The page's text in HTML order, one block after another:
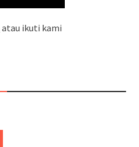
atau ikuti kami